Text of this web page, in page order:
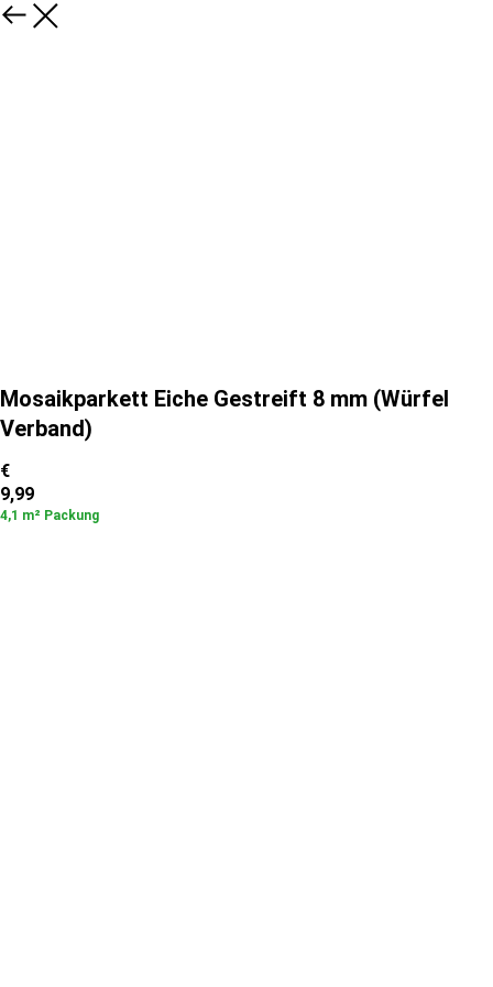
Mosaikparkett Eiche Gestreift 8 mm (Würfel
Verband)
€
9,99
4,1 m² Packung